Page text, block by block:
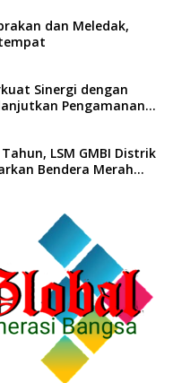
dan Meledak,
Sinergi dengan
Pengamanan
LSM GMBI Distrik
Bendera Merah